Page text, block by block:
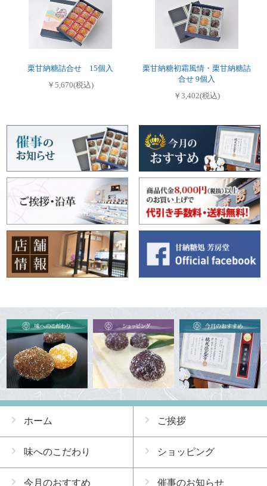
栗甘納糖詰合せ 15個入
￥5,670(税込)
栗甘納糖初霜風情・栗甘納糖詰
合せ 9個入
￥3,402(税込)
ホーム ご挨拶
味へのこだわり ショッピング
今月のおすすめ 催事のお知らせ